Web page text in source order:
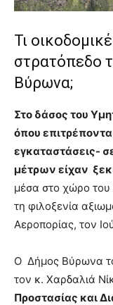
pain.
hd
Τι
στρατόπεδο
Βύρωνα;
Στο δάσος του
όπου
εγκαταστάσεις-
μέτρων είχαν
μέσα στο χώρο του
τη φιλοξενία
Αεροπορίας, τον
Ο Δήμος Βύρωνα
τον κ. Χαρδαλιά
Προστασίας και